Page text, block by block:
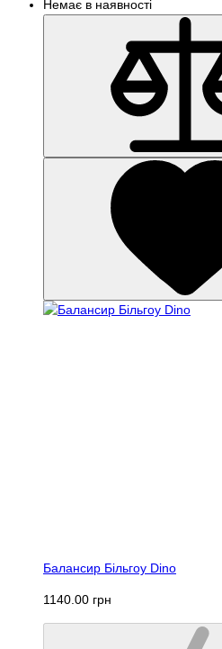
Немає в наявності
Балансир Більгоу Dino
1140.00 грн